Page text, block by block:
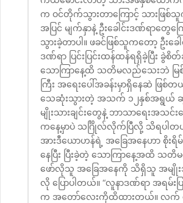
က ဝင်တိုက်သွားတာကြောင့် သားဖြစ်
အပြင် မျက်နှာနဲ့ ဦးခေါင်းဒဏ်ရာတွေကြ
သွားခဲ့တာပါ။ ဖခင်ဖြစ်သူကတော့ ဦးခေါ
ဒဏ်ရာ ပြင်းပြင်းထန်ထန်ရရှိခဲ့ပြီး ခွဲ
သောကြာနေ့ထိ သတိမလည်သေးဘဲ မြစ်က
ကြီး အရေးပေါ်အခန်းမှာရှိနေဆဲ ဖြ
သေဆုံးသွားတဲ့ အသက် ၁၂နှစ်အရွယ်
မျိုးသားချင်းတွေနဲ့ ဘာသာရေးအသင်
ကနေ့မှာပဲ သင်္ဂြိုလ်လိုက်ပြီလို့ သိရပါတ
အားဒီယောဟန်ရဲ့ အခြေအနေဟာ စိုး
နေပြီး ပြီးခဲ့တဲ့ သောကြာနေ့အထိ
ဖော်လိုသူ အခြေအနေကို သိရှိသူ အမျို
လို ပြောပါတယ်။ “လူနာဒဏ်ရာ အရမ်းပ
က အတော်လေးကိုထိထားတယ်။ လက်